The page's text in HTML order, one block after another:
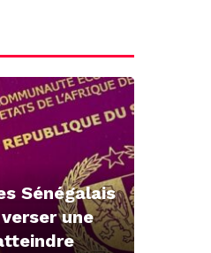
Sénégalais
une